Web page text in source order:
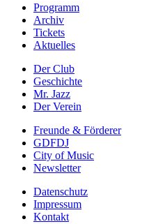
Prefooter
Programm
Archiv
Tickets
Aktuelles
Prefooter
Der Club
Geschichte
Mr. Jazz
Der Verein
Prefooter
Freunde & Förderer
GDFDJ
City of Music
Newsletter
Footer
Datenschutz
Impressum
Kontakt